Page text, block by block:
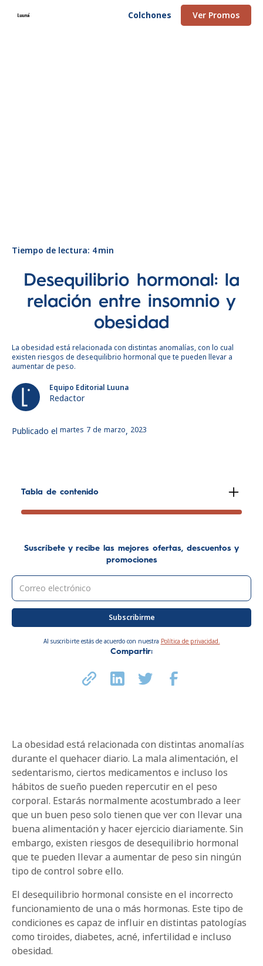
Colchones Ver Promos
Tiempo de lectura: 4min
Desequilibrio hormonal: la
relación entre insomnio y
obesidad
La obesidad está relacionada con distintas anomalías, con lo cual
existen riesgos de desequilibrio hormonal que te pueden llevar a
aumentar de peso.
Equipo Editorial Luuna
Redactor
Publicado el martes 7 de marzo, 2023
Tabla de contenido
Suscríbete y recibe las mejores ofertas, descuentos y
promociones
Al suscribirte estás de acuerdo con nuestra Política de privacidad.
Compartir:
La obesidad está relacionada con distintas anomalías
durante el quehacer diario. La mala alimentación, el
sedentarismo, ciertos medicamentos e incluso los
hábitos de sueño pueden repercutir en el peso
corporal. Estarás normalmente acostumbrado a leer
que un buen peso solo tienen que ver con llevar una
buena alimentación y hacer ejercicio diariamente. Sin
embargo, existen riesgos de desequilibrio hormonal
que te pueden llevar a aumentar de peso sin ningún
tipo de control sobre ello.
El desequilibrio hormonal consiste en el incorrecto
funcionamiento de una o más hormonas. Este tipo de
condiciones es capaz de influir en distintas patologías
como tiroides, diabetes, acné, infertilidad e incluso
obesidad.